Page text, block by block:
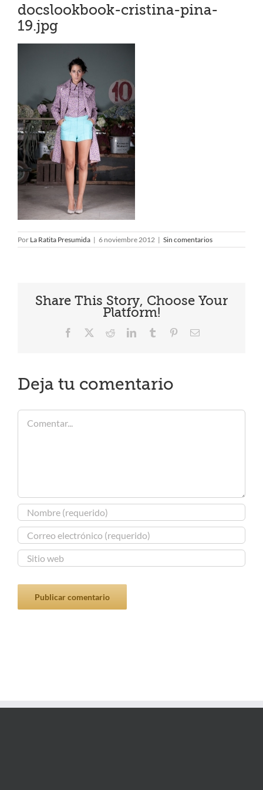
docslookbook-cristina-pina-
19.jpg
Por La Ratita Presumida | 6 noviembre 2012 | Sin comentarios
Share This Story, Choose Your
Platform!
Facebook RedditLinkedInTumblr PinterestCorreo
Deja tu comentario
Comentar